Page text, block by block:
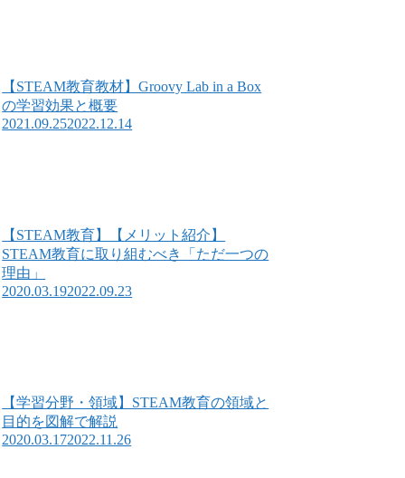
【STEAM教育教材】Groovy Lab in a Box
の学習効果と概要
2021.09.252022.12.14
【STEAM教育】【メリット紹介】
STEAM教育に取り組むべき「ただ一つの
理由」
2020.03.192022.09.23
【学習分野・領域】STEAM教育の領域と
目的を図解で解説
2020.03.172022.11.26